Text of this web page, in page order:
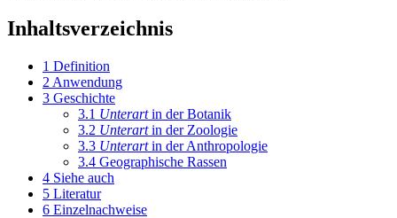
Inhaltsverzeichnis
1 Definition
2 Anwendung
3 Geschichte
3.1 Unterartin der Botanik
3.2 Unterartin der Zoologie
3.3 Unterartin der Anthropologie
3.4 Geographische Rassen
4 Siehe auch
5 Literatur
6 Einzelnachweise